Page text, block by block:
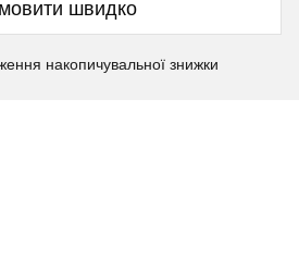
швидко
накопичувальної знижки